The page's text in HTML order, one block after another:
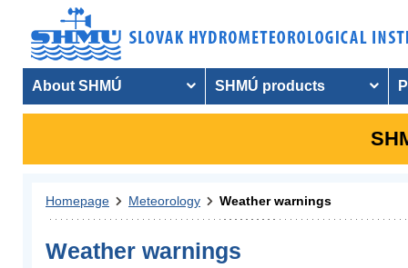
About SHMÚ SHMÚ products
Homepage Meteorology Weather warnings
Weather warnings